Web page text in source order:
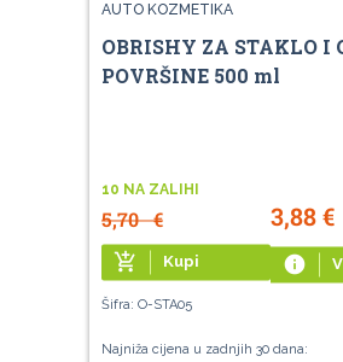
AUTO KOZMETIKA
OBRISHY ZA STAKLO I
POVRŠINE 500 ml
10 NA ZALIHI
5,70€ 3,88€
add_shopping_cart Kupi info
Šifra: O-STA05
Najniža cijena u zadnjih 30 dana: